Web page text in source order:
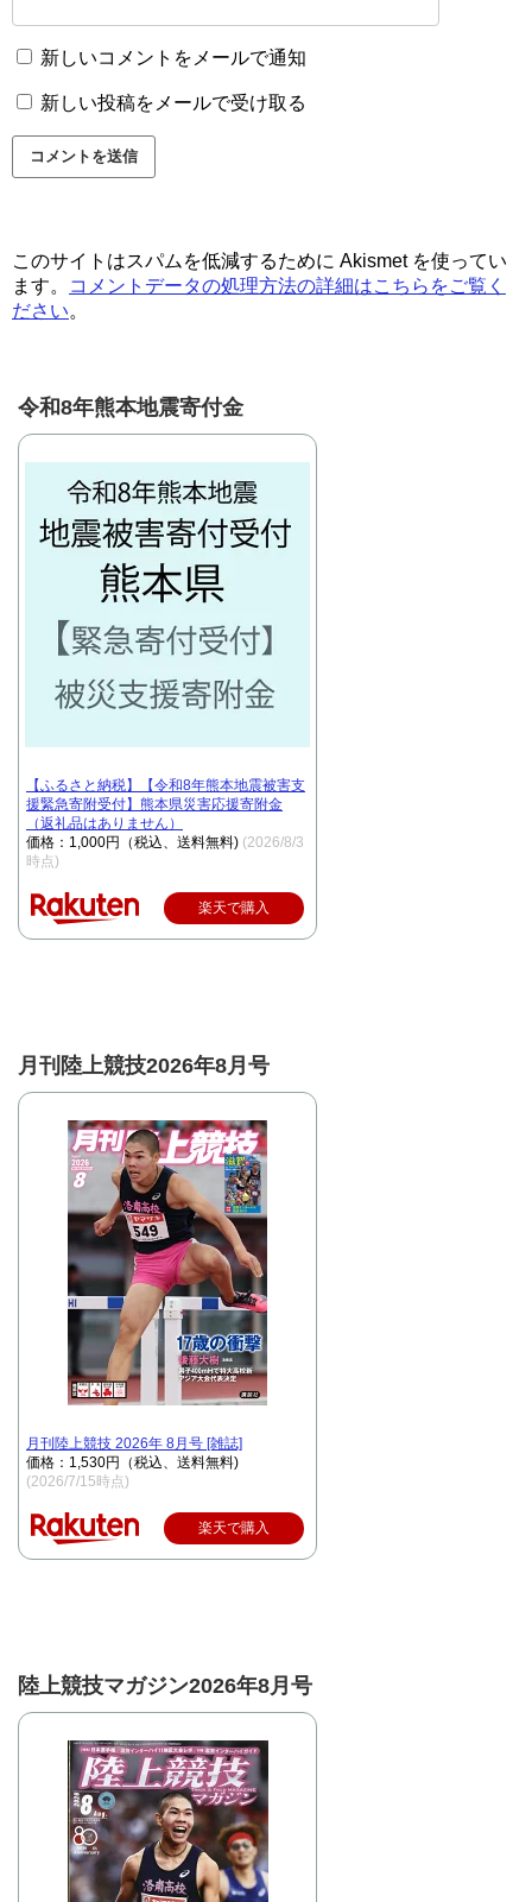
新しいコメントをメールで通知
新しい投稿をメールで受け取る
このサイトはスパムを低減するために Akismet を使ってい
ます。
コメントデータの処理方法の詳細はこちらをご覧く
ださい。
令和8年熊本地震寄付金
【ふるさと納税】【令和8年熊本地震被害支
援緊急寄附受付】熊本県災害応援寄附金
（返礼品はありません）
価格：1,000円（税込、送料無料) (2026/8/3
時点)
楽天で購入
月刊陸上競技2026年8月号
月刊陸上競技 2026年 8月号 [雑誌]
価格：1,530円（税込、送料無料)
(2026/7/15時点)
楽天で購入
陸上競技マガジン2026年8月号